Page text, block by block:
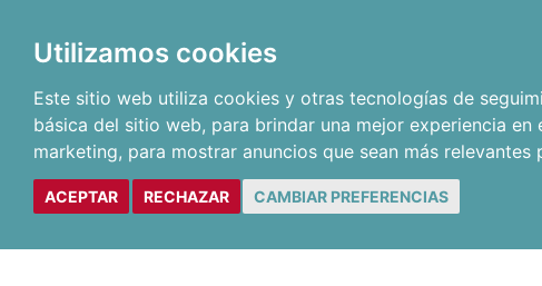
Utilizamos cookies
Este sitio web utiliza cookies y otras tecnologías de
básica del sitio web, para brindar una mejor experiencia en
marketing, para mostrar anuncios que sean más relevantes
ACEPTAR RECHAZAR CAMBIAR PREFERENCIAS